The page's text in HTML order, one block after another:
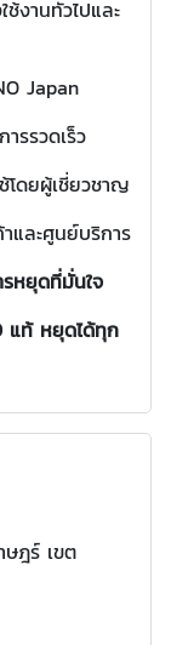
งานทั่วไปและ
Japan
รรวดเร็ว
โดยผู้เชี่ยวชาญ
และศูนย์บริการ
รหยุดที่มั่นใจ
แท้ หยุดได้ทุก
ฎร์ เขต